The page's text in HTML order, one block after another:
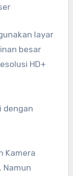
layar
besar
HD+
dengan
Kamera
Namun